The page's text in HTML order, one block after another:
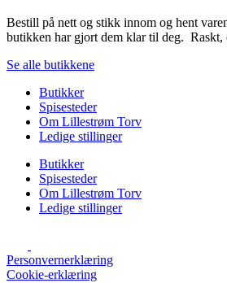
Bestill på nett og stikk innom og hent
butikken har gjort dem klar til deg. Raskt,
Se alle butikkene
Butikker
Spisesteder
Om Lillestrøm Torv
Ledige stillinger
Butikker
Spisesteder
Om Lillestrøm Torv
Ledige stillinger
Personvernerklæring
Cookie-erklæring